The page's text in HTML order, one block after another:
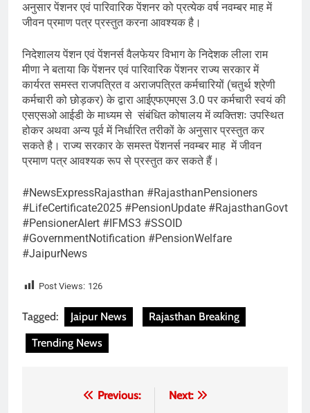
अनुसार पेंशनर एवं पारिवारिक पेंशनर को प्रत्येक वर्ष नवम्बर माह में
जीवन प्रमाण पत्र प्रस्तुत करना आवश्यक है।
निदेशालय पेंशन एवं पेंशनर्स वैलफेयर विभाग के निदेशक लीला राम
मीणा ने बताया कि पेंशनर एवं पारिवारिक पेंशनर राज्य सरकार में
कार्यरत समस्त राजपत्रित व अराजपत्रित कर्मचारियों (चतुर्थ श्रेणी
कर्मचारी को छोड़कर) के द्वारा आईएफएमएस 3.0 पर कर्मचारी स्वयं की
एसएसओ आईडी के माध्यम से संबंधित कोषालय में व्यक्तिशः उपस्थित
होकर अथवा अन्य पूर्व में निर्धारित तरीकों के अनुसार प्रस्तुत कर
सकते है। राज्य सरकार के समस्त पेंशनर्स नवम्बर माह में जीवन
प्रमाण पत्र आवश्यक रूप से प्रस्तुत कर सकते हैं।
#NewsExpressRajasthan #RajasthanPensioners
#LifeCertificate2025 #PensionUpdate #RajasthanGovt
#PensionerAlert #IFMS3 #SSOID
#GovernmentNotification #PensionWelfare
#JaipurNews
Post Views: 126
Tagged: Jaipur News
Rajasthan Breaking
Trending News
Previous:
Next: